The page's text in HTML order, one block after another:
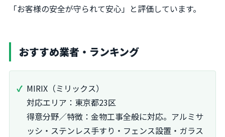
「お客様の安全が守られて安心」と評価しています。
おすすめ業者・ランキング
MIRIX（ミリックス）
対応エリア：東京都23区
得意分野／特徴：金物工事全般に対応。アルミサ
ッシ・ステンレス手すり・フェンス設置・ガラス